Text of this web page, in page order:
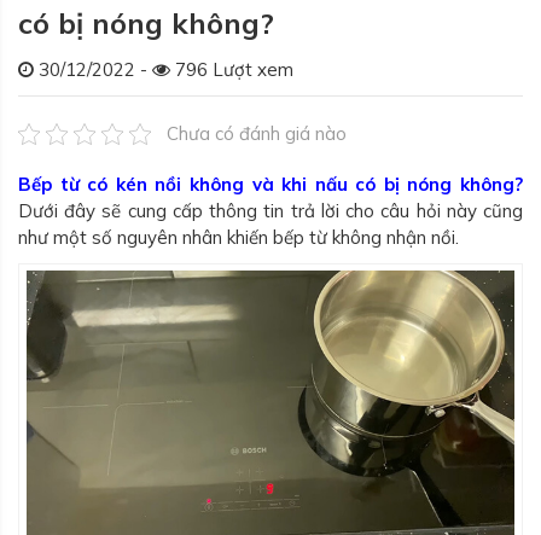
có bị nóng không?
30/12/2022 - 796 Lượt xem
Chưa có đánh giá nào
Bếp từ có kén nồi không và khi nấu có bị nóng không?
Dưới đây sẽ cung cấp thông tin trả lời cho câu hỏi này cũng
như một số nguyên nhân khiến bếp từ không nhận nồi.